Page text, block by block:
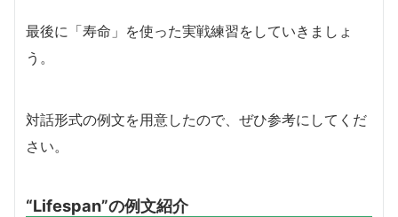
最後に「寿命」を使った実戦練習をしていきましょ
う。
対話形式の例文を用意したので、ぜひ参考にしてくだ
さい。
“Lifespan”の例文紹介